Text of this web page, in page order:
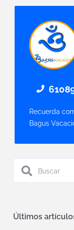
Recuerda
Bagus
Últimos